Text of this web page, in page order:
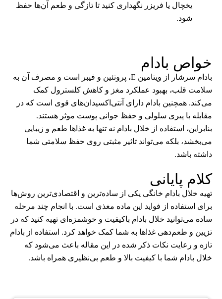
یخچال یا فریزر نگهداری کنید تا تازگی و طعم آن‌ها حفظ
شود.
خواص بادام
بادام سرشار از ویتامین E، پروتئین و فیبر است و مصرف آن به
سلامت قلب، بهبود عملکرد مغز و کاهش کلسترول کمک
می‌کند. همچنین بادام دارای آنتی‌اکسیدان‌های قوی است که در
مقابله با پیری سلولی و حفظ جوانی پوست موثر هستند.
بنابراین، استفاده از خلال بادام نه تنها به غذاها طعم و زیبایی
می‌بخشد، بلکه می‌تواند تاثیر مثبتی روی حفظ سلامتی شما
داشته باشد.
کلام پایانی
تهیه خلال بادام خانگی یکی از ساده‌ترین و اقتصادی‌ترین روش‌ها
برای استفاده از فواید این ماده مغذی است. با انجام چند مرحله
ساده می‌توانید خلال بادام باکیفیت و خوشمزه‌ای تهیه کنید که در
تزیین و طعم‌دهی غذاها به شما کمک خواهد کرد. استفاده از بادام
تازه و رعایت نکات ذکر شده در این مقاله باعث می‌شود که
خلال بادام شما با کیفیت بالا و طعم بی‌نظیری همراه باشد.